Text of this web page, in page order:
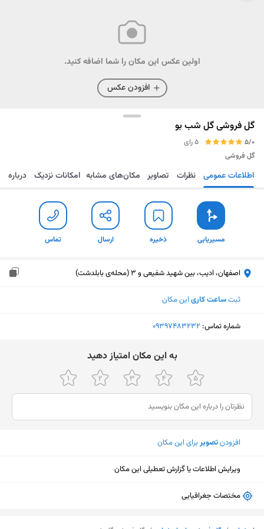
اولین عکس این مکان را شما اضافه کنید.
افزودن عکس
گل فروشی گل شب بو
5/0
5 رای
گل فروشی
مسیریابی ذخیره ارسال تماس اطلاعات عمومی نظرات تصاویر مکان‌های مشابه امکانات نزدیک درباره
مسیریابی ذخیره ارسال تماس
اصفهان، ادیب، بین شهید شفیعی و 3 (محله‌ی بابلدشت)
ثبتساعت کاری این مکان
شماره تماس: ‎09397483232
ﺑﻪ اﯾﻦ ﻣﮑﺎن اﻣﺘﯿﺎز دﻫﯿﺪ
افزودنتصویربرای این مکان
ویرایش اطلاعات یا گزارش تعطیلی این مکان
مختصات جغرافیایی